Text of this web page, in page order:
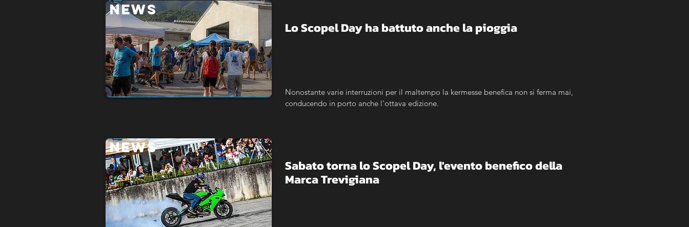
NEWS
Lo Scopel Day ha battuto anche la pioggia
Nonostante varie interruzioni per il maltempo la kermesse benefica non si ferma mai,
conducendo in porto anche l'ottava edizione.
NEWS
Sabato torna lo Scopel Day, l'evento benefico della
Marca Trevigiana